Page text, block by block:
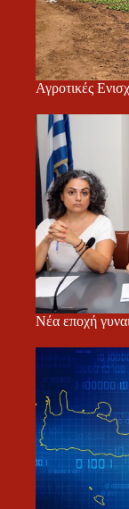
Αγροτικές
Νέα εποχή